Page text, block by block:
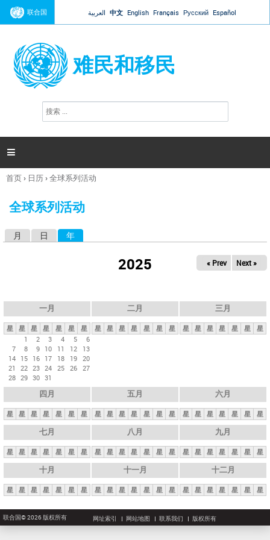
Jump to navigation
联合国 العربية 中文 English Français Русский Español
难民和移民
搜
索

你
这
首页› 日历›全球系列活动
全球系列活动
月 日 年
2025 « Prev Next »
一月
星 星 星 星 星 星
星
1
2 3 4 5
6
7
8 9 10 11 12
13
14 15 16 17 18 19 20
21
22 23 24 25 26 27
28 29 30 31
二月
星 星 星 星 星 星 星
三月
星 星 星 星 星 星 星
四月
星 星 星 星 星 星 星
五月
星 星 星 星 星 星 星
六月
星 星 星 星 星 星 星
七月
星 星 星 星 星 星 星
八月
星 星 星 星 星 星 星
九月
星 星 星 星 星 星 星
十月
星 星 星 星 星 星 星
十一月
星 星 星 星 星 星 星
十二月
星 星 星 星 星 星 星
联合国© 2026 版权所有 网址索引 网站地图 联系我们 版权所有